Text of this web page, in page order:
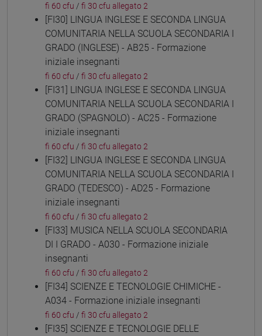
fi 60 cfu / fi 30 cfu allegato 2
[FI30] LINGUA INGLESE E SECONDA LINGUA
COMUNITARIA NELLA SCUOLA SECONDARIA I
GRADO (INGLESE) - AB25 - Formazione
iniziale insegnanti
fi 60 cfu / fi 30 cfu allegato 2
[FI31] LINGUA INGLESE E SECONDA LINGUA
COMUNITARIA NELLA SCUOLA SECONDARIA I
GRADO (SPAGNOLO) - AC25 - Formazione
iniziale insegnanti
fi 60 cfu / fi 30 cfu allegato 2
[FI32] LINGUA INGLESE E SECONDA LINGUA
COMUNITARIA NELLA SCUOLA SECONDARIA I
GRADO (TEDESCO) - AD25 - Formazione
iniziale insegnanti
fi 60 cfu / fi 30 cfu allegato 2
[FI33] MUSICA NELLA SCUOLA SECONDARIA
DI I GRADO - A030 - Formazione iniziale
insegnanti
fi 60 cfu / fi 30 cfu allegato 2
[FI34] SCIENZE E TECNOLOGIE CHIMICHE -
A034 - Formazione iniziale insegnanti
fi 60 cfu / fi 30 cfu allegato 2
[FI35] SCIENZE E TECNOLOGIE DELLE